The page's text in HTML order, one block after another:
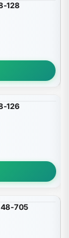
128
126
48-705